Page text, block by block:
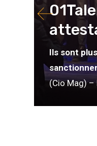
Ils sont
(Cio Mag) –